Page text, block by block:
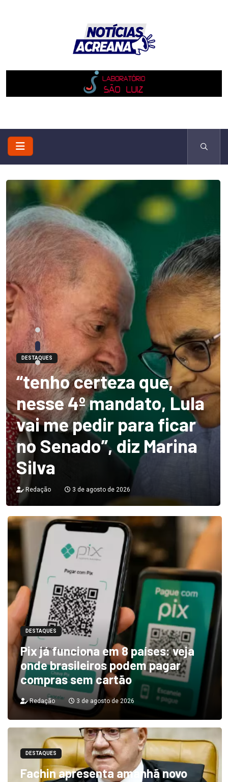
DESTAQUES
“tenho certeza que,
nesse 4º mandato, Lula
vai me pedir para ficar
no Senado”, diz Marina
Silva
Redação 3 de agosto de 2026
DESTAQUES
Pix já funciona em 8 países: veja
onde brasileiros podem pagar
compras sem cartão
Redação 3 de agosto de 2026
DESTAQUES
Fachin apresenta amanhã novo